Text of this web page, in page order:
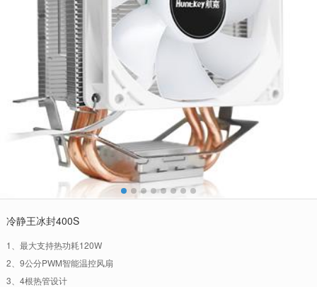
冷静王冰封400S
1、最大支持热功耗120W
2、9公分PWM智能温控风扇
3、4根热管设计